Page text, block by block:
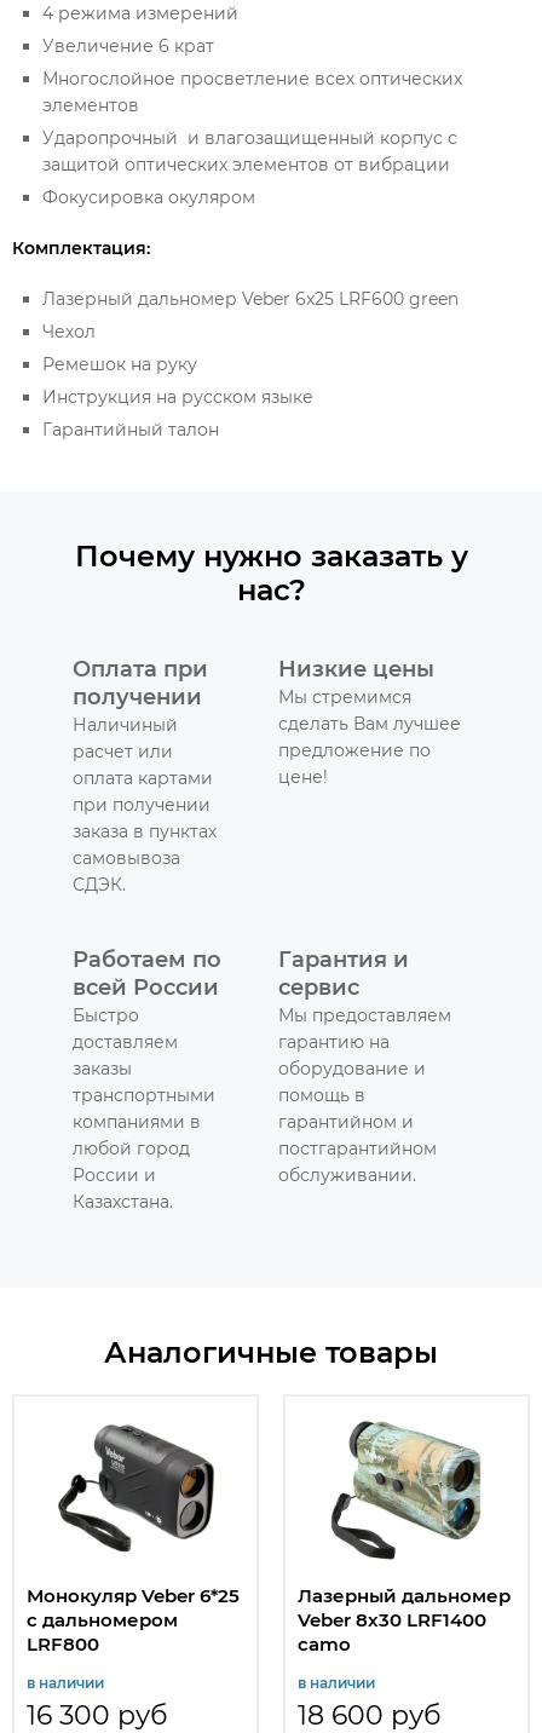
4 режима измерений
Увеличение 6 крат
Многослойное просветление всех оптических
элементов
Ударопрочный и влагозащищенный корпус с
защитой оптических элементов от вибрации
Фокусировка окуляром
Комплектация:
Лазерный дальномер Veber 6x25 LRF600 green
Чехол
Ремешок на руку
Инструкция на русском языке
Гарантийный талон
Почему нужно заказать у
нас?
Оплата при
получении
Наличиный
расчет или
оплата картами
при получении
заказа в пунктах
самовывоза
СДЭК.
Низкие цены
Мы стремимся
сделать Вам лучшее
предложение по
цене!
Работаем по
всей России
Быстро
доставляем
заказы
транспортными
компаниями в
любой город
России и
Казахстана.
Гарантия и
сервис
Мы предоставляем
гарантию на
оборудование и
помощь в
гарантийном и
постгарантийном
обслуживании.
Аналогичные товары
Монокуляр Veber 6*25
с дальномером
LRF800
в наличии
16 300 руб
Лазерный дальномер
Veber 8x30 LRF1400
camo
в наличии
18 600 руб